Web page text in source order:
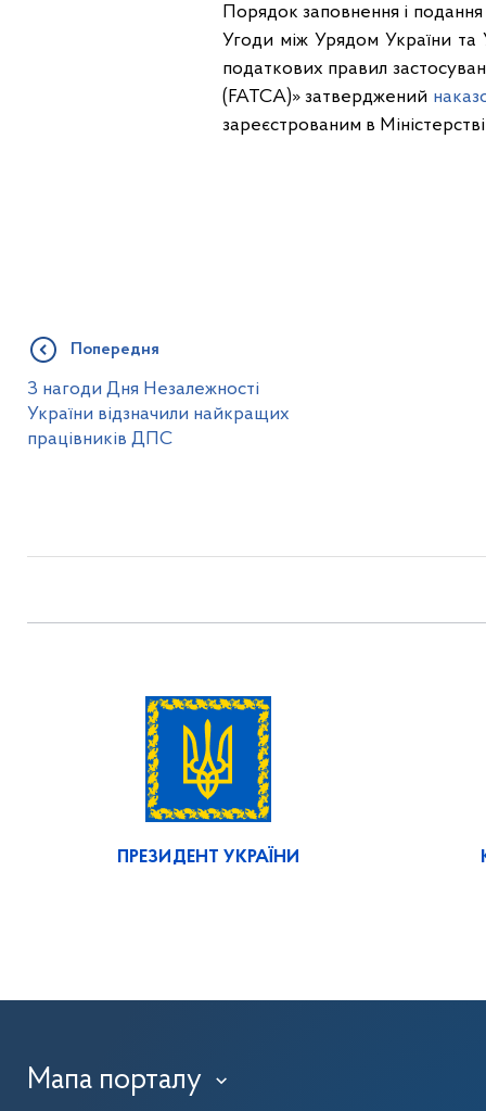
Порядок заповнення і подання
Угоди між Урядом України
податкових правил
(FATCA)» затверджений
зареєстрованим в
Попередня
З нагоди Дня Незалежності
України відзначили найкращих
працівників ДПС
ПРЕЗИДЕНТ УКРАЇНИ
Мапа порталу ›